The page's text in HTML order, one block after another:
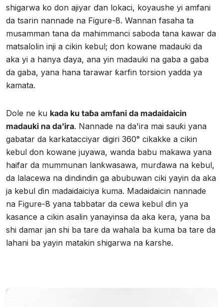
shigarwa ko don ajiyar ɗan lokaci, koyaushe yi amfani
da tsarin nannade na Figure-8. Wannan fasaha ta
musamman tana da mahimmanci saboda tana kawar da
matsalolin inji a cikin kebul; don kowane madauki da
aka yi a hanya ɗaya, ana yin madauki na gaba a gaba
da gaba, yana hana tarawar ƙarfin torsion yadda ya
kamata.
Dole ne ku kada ku taɓa amfani da madaidaicin
madauki na da'ira. Nannade na da'ira mai sauƙi yana
gabatar da karkatacciyar digiri 360° cikakke a cikin
kebul don kowane juyawa, wanda babu makawa yana
haifar da mummunan lanƙwasawa, murɗawa na kebul,
da lalacewa na dindindin ga abubuwan ciki yayin da aka
ja kebul ɗin madaidaiciya kuma. Madaidaicin nannade
na Figure-8 yana tabbatar da cewa kebul ɗin ya
kasance a cikin asalin yanayinsa da aka kera, yana ba
shi damar jan shi ba tare da wahala ba kuma ba tare da
lahani ba yayin matakin shigarwa na ƙarshe.